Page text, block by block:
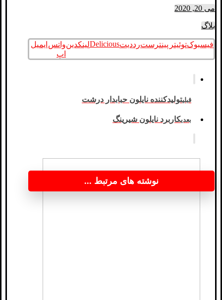
می 20, 2020
بلاگ
فیسبوکتوئیتر پینترسترددیتDeliciousلینکدینواتس
اپ
ایمیل
قبلیتولیدکننده نایلون حبابدار درشت
بعدیکاربرد نایلون شیرینگ
نوشته های مرتبط ...